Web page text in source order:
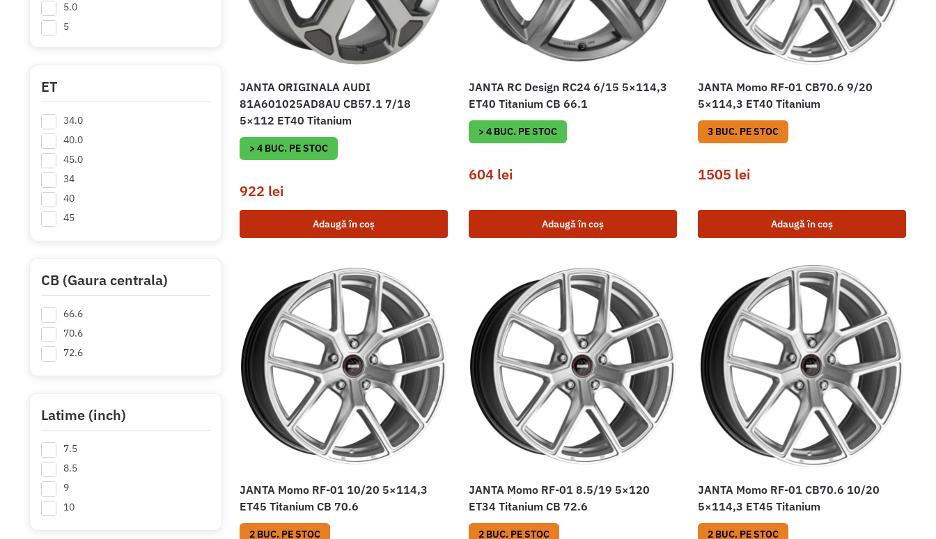
JANTA ORIGINALA AUDI
81A601025AD8AU CB57.1 7/18
5×112 ET40 Titanium
> 4 BUC. PE STOC
922 lei
Adaugă în coș
JANTA RC Design RC24 6/15 5×114,3
ET40 Titanium CB 66.1
> 4 BUC. PE STOC
604 lei
Adaugă în coș
JANTA Momo RF-01 CB70.6 9/20
5×114,3 ET40 Titanium
3 BUC. PE STOC
1505 lei
Adaugă în coș
JANTA Momo RF-01 10/20 5×114,3
ET45 Titanium CB 70.6
2 BUC. PE STOC
JANTA Momo RF-01 8.5/19 5×120
ET34 Titanium CB 72.6
2 BUC. PE STOC
JANTA Momo RF-01 CB70.6 10/20
5×114,3 ET45 Titanium
2 BUC. PE STOC
5.0
5
ET
34.0
40.0
45.0
34
40
45
CB (Gaura centrala)
66.6
70.6
72.6
Latime (inch)
7.5
8.5
9
10